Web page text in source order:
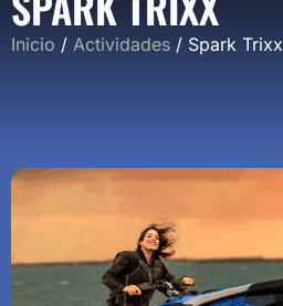
Inicio / Actividades / Spark Trixx